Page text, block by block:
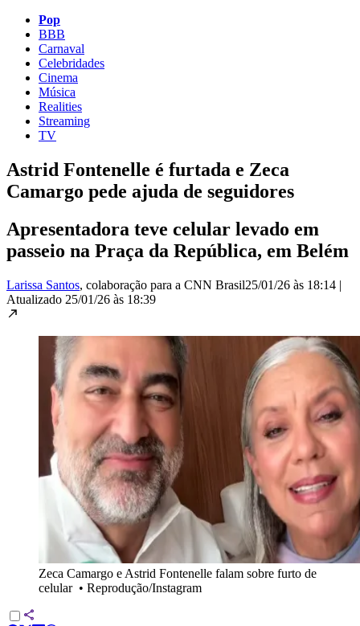
Pop
BBB
Carnaval
Celebridades
Cinema
Música
Realities
Streaming
TV
Astrid Fontenelle é furtada e Zeca
Camargo pede ajuda de seguidores
Apresentadora teve celular levado em
passeio na Praça da República, em Belém
Larissa Santos, colaboração para a CNN Brasil25/01/26 às 18:14 |
Atualizado 25/01/26 às 18:39
Zeca Camargo e Astrid Fontenelle falam sobre furto de
celular• Reprodução/Instagram